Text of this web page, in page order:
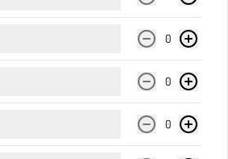
$32.900
Carne de res en cocción lenta, en clásica salsa de
pomodoro, cebolla y finas hierbas italianas.
0
0
0